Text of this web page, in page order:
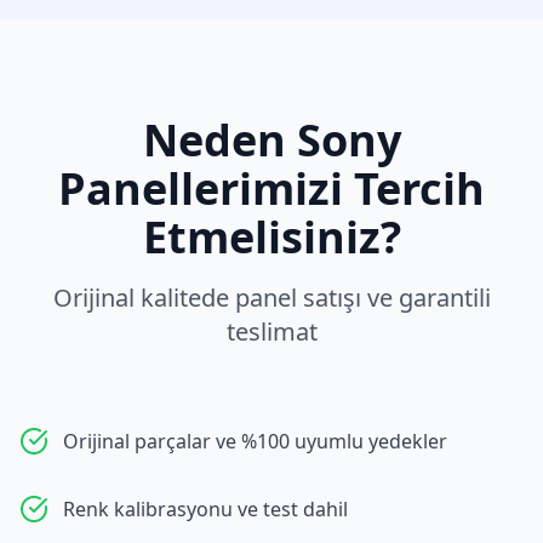
Neden Sony
Panellerimizi Tercih
Etmelisiniz?
Orijinal kalitede panel satışı ve garantili
teslimat
Orijinal parçalar ve %100 uyumlu yedekler
Renk kalibrasyonu ve test dahil